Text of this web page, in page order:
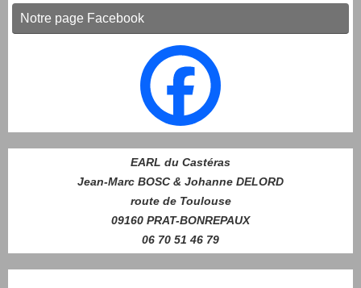
Notre page Facebook
EARL du Castéras
Jean-Marc BOSC & Johanne DELORD
route de Toulouse
09160 PRAT-BONREPAUX
06 70 51 46 79